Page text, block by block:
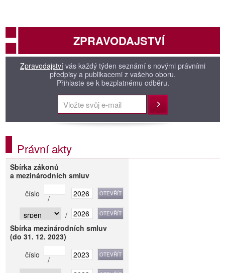
ZPRAVODAJSTVÍ
Zpravodajství vás každý týden seznámí s novými právními
předpisy a publikacemi z vašeho oboru.
Přihlaste se k bezplatnému odběru.
Přihlásit
Právní akty
Sbírka zákonů
a mezinárodních smluv
číslo
/
/
Sbírka mezinárodních smluv
(do 31. 12. 2023)
číslo
/